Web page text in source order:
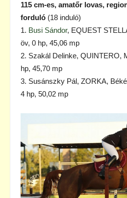
115 cm-es, amatőr lovas,
forduló (18 induló)
1. Busi Sándor, EQUEST
öv, 0 hp, 45,06 mp
2. Szakál Delinke, QUINTERO,
hp, 45,70 mp
3. Susánszky Pál, ZORKA,
4 hp, 50,02 mp